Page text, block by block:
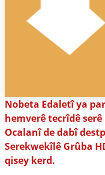
Nobeta Edaletî ya
hemverê tecrîdê
Ocalanî de dabî
Serekwekîlê Grûba
qisey kerd.